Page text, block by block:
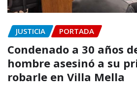
JUSTICIA PORTADA
Condenado a 30 años
hombre asesinó a su
robarle en Villa Mella